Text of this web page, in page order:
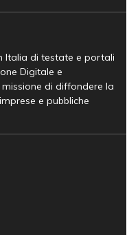
Italia di testate e portali
Digitale e
di diffondere la
e pubbliche